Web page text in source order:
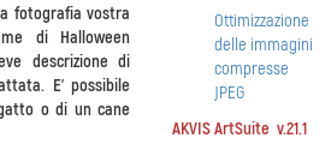
fotografia vostra
di Halloween
descrizione di
E' possibile
o di un cane
Ottimizzazione
delle immagini
compresse
JPEG
AKVIS ArtSuite v.21.1